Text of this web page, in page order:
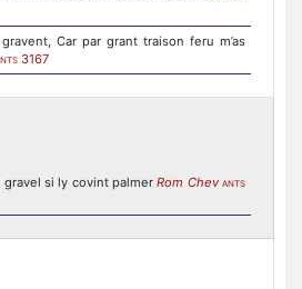
Car par grant traison feru m’as
3167
gravel si ly covint palmerRom Chev ANTS